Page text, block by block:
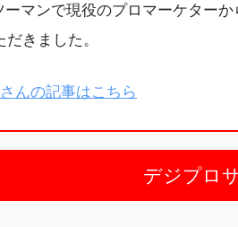
ーマンで現役のプロマーケター
きました。
んの記事はこちら
デジプロ